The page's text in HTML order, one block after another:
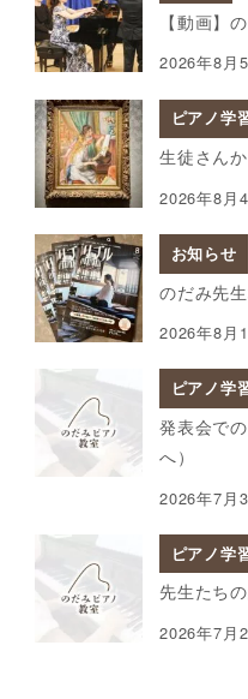
【動画】
2026年8月
ピアノ学
生徒さん
2026年8月
お知らせ
のだみ先
2026年8月
ピアノ学
発表会で
へ）
2026年7月
ピアノ学
先生たち
2026年7月